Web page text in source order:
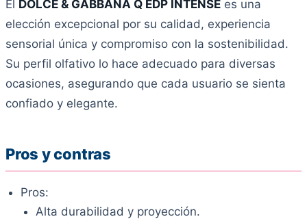
El DOLCE & GABBANA Q EDP INTENSE es una
elección excepcional por su calidad, experiencia
sensorial única y compromiso con la sostenibilidad.
Su perfil olfativo lo hace adecuado para diversas
ocasiones, asegurando que cada usuario se sienta
confiado y elegante.
Pros y contras
Pros:
Alta durabilidad y proyección.